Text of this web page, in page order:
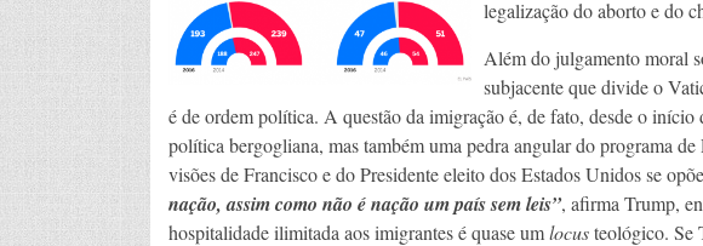
legalização do aborto e do
Além do julgamento moral
subjacente que divide o
é de ordem política. A questão da imigração é, de fato, desde o
política bergogliana, mas também uma pedra angular do programa
visões de Francisco e do Presidente eleito dos Estados Unidos se
nação, assim como não é nação um país sem leis”, afirma Trump,
hospitalidade ilimitada aos imigrantes é quase umlocusteológico. Se